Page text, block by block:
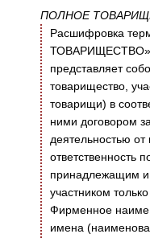
ПОЛНОЕ
Расшифровка
представляет
товарищество,
товарищи) в
ними договором
деятельностью
ответственность
принадлежащим
участником
Фирменное
имена